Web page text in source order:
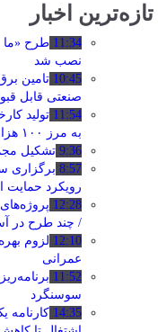
تازه‌ترین اخبار
11:34 طرح «ما
نصب شد
10:45 تامین
صنعتی قابل
11:54 تولید
به مرز ۱۰۰ هزار تن نزدیک شد
9:36 تشکیل
8:57 برگزاری
رویکرد حمایت
12:28
/ چند طرح در
12:10 لزوم
عمرانی
11:52
سوسنگرد
14:35 کارنامه